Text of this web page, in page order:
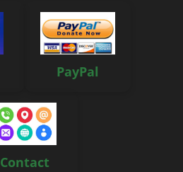
PayPal
Contact